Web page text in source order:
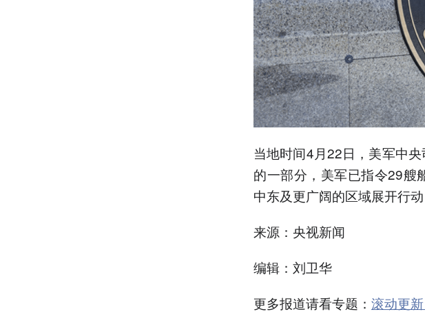
当地时间4月22日，美军中
的一部分，美军已指令29艘
中东及更广阔的区域展开行
来源：央视新闻
编辑：刘卫华
更多报道请看专题： 滚动更